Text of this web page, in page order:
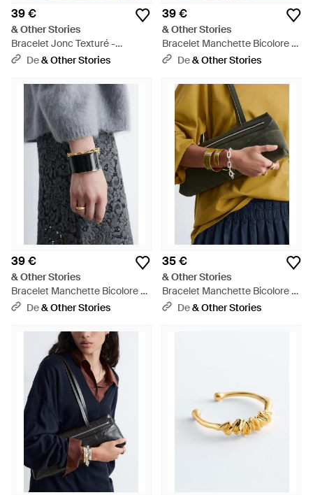
39 €
& Other Stories
Bracelet Jonc Texturé -
Multicolore
De& Other Stories
39 €
& Other Stories
Bracelet Manchette Bicolore -
GrisDe& Other Stories
39 €
& Other Stories
Bracelet Manchette Bicolore -
GrisDe& Other Stories
35 €
& Other Stories
Bracelet Manchette Bicolore -
Jaune
De& Other Stories